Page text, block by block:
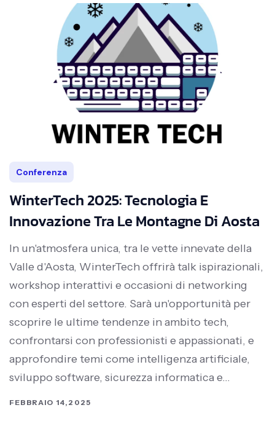
Conferenza
WinterTech 2025: Tecnologia E
Innovazione Tra Le Montagne Di Aosta
In un'atmosfera unica, tra le vette innevate della
Valle d'Aosta, WinterTech offrirà talk ispirazionali,
workshop interattivi e occasioni di networking
con esperti del settore. Sarà un'opportunità per
scoprire le ultime tendenze in ambito tech,
confrontarsi con professionisti e appassionati, e
approfondire temi come intelligenza artificiale,
sviluppo software, sicurezza informatica e…
FEBBRAIO 14,2025